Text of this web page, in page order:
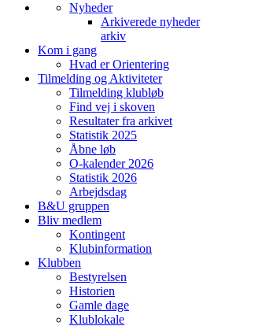
Nyheder
Arkiverede nyheder
arkiv
Kom i gang
Hvad er Orientering
Tilmelding og Aktiviteter
Tilmelding klubløb
Find vej i skoven
Resultater fra arkivet
Statistik 2025
Åbne løb
O-kalender 2026
Statistik 2026
Arbejdsdag
B&U gruppen
Bliv medlem
Kontingent
Klubinformation
Klubben
Bestyrelsen
Historien
Gamle dage
Klublokale